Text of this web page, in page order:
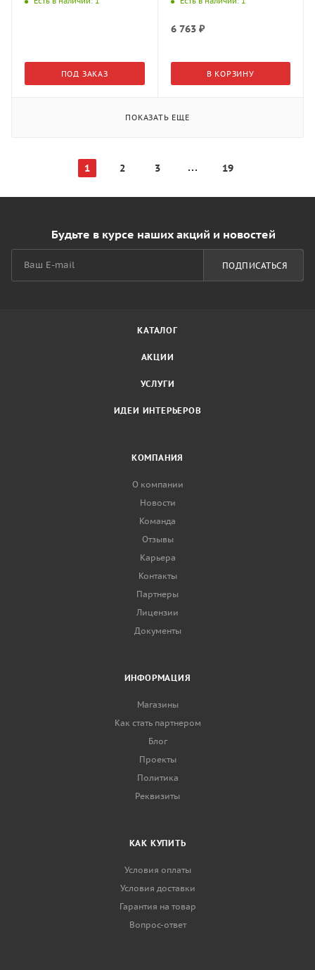
ПОД ЗАКАЗ
6 763₽
В КОРЗИНУ
ПОКАЗАТЬ ЕЩЕ
1 2 3 19
Будьте в курсе наших акций и новостей
ПОДПИСАТЬСЯ
КАТАЛОГ
АКЦИИ
УСЛУГИ
ИДЕИ ИНТЕРЬЕРОВ
КОМПАНИЯ
О компании
Новости
Команда
Отзывы
Карьера
Контакты
Партнеры
Лицензии
Документы
ИНФОРМАЦИЯ
Магазины
Как стать партнером
Блог
Проекты
Политика
Реквизиты
КАК КУПИТЬ
Условия оплаты
Условия доставки
Гарантия на товар
Вопрос-ответ